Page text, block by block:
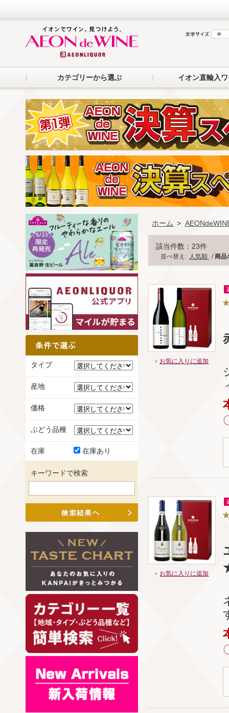
カテゴリーから選ぶ イオン直輸入
ホーム >
該当件数：23件
並べ替え: 人気順 /商
お気に入りに追加
お気に入りに追加
タイプ
産地
価格
ぶどう品種
在庫 在庫あり
キーワードで検索